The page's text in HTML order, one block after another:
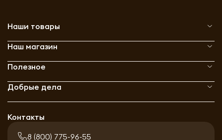
Наши товары
Наш магазин
Полезное
Добрые дела
Контакты
8 (800) 775-96-55